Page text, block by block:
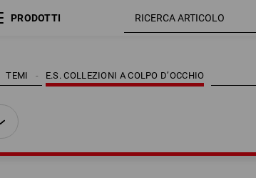
PRODOTTI
E.S. COLLEZIONI A COLPO D’OCCHIO
TEMI